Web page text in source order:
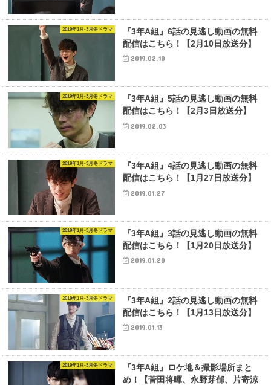
2019年1月-3月冬ドラマ
『3年A組』6話の見逃し動画の無料
配信はこちら！【2月10日放送分】
2019.02.10
2019年1月-3月冬ドラマ
『3年A組』5話の見逃し動画の無料
配信はこちら！【2月3日放送分】
2019.02.03
2019年1月-3月冬ドラマ
『3年A組』4話の見逃し動画の無料
配信はこちら！【1月27日放送分】
2019.01.27
2019年1月-3月冬ドラマ
『3年A組』3話の見逃し動画の無料
配信はこちら！【1月20日放送分】
2019.01.20
2019年1月-3月冬ドラマ
『3年A組』2話の見逃し動画の無料
配信はこちら！【1月13日放送分】
2019.01.13
2019年1月-3月冬ドラマ
『3年A組』ロケ地＆撮影場所まと
め！【菅田将暉、永野芽郁、片寄涼